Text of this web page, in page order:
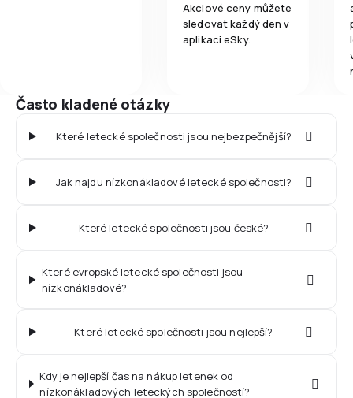
Akciové ceny můžete
sledovat každý den v
aplikaci eSky.
Často kladené otázky
Které letecké společnosti jsou nejbezpečnější?
Jak najdu nízkonákladové letecké společnosti?
Které letecké společnosti jsou české?
Které evropské letecké společnosti jsou
nízkonákladové?
Které letecké společnosti jsou nejlepší?
Kdy je nejlepší čas na nákup letenek od
nízkonákladových leteckých společností?